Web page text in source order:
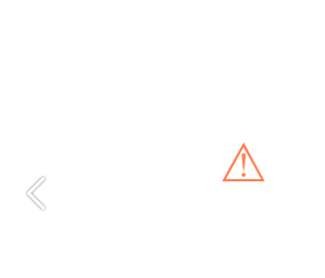
⚠